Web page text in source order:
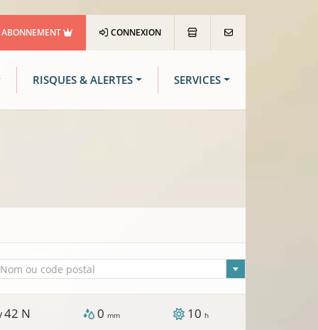
ABONNEMENT CONNEXION
RISQUES & ALERTES SERVICES
sélectionnée
Nom ou code postal
42 N 0 mm 10 h